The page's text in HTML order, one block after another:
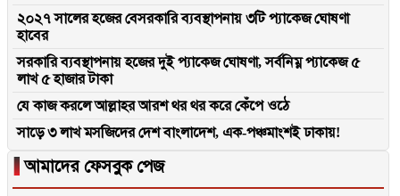
২০২৭ সালের হজের বেসরকারি ব্যবস্থাপনায় ৩টি প্যাকেজ ঘোষণা
হাবের
সরকারি ব্যবস্থাপনায় হজের দুই প্যাকেজ ঘোষণা, সর্বনিম্ন প্যাকেজ ৫
লাখ ৫ হাজার টাকা
যে কাজ করলে আল্লাহর আরশ থর থর করে কেঁপে ওঠে
সাড়ে ৩ লাখ মসজিদের দেশ বাংলাদেশ, এক-পঞ্চমাংশই ঢাকায়!
▐আমাদের ফেসবুক পেজ